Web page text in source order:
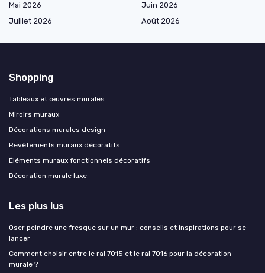
Mai 2026
Juin 2026
Juillet 2026
Août 2026
Shopping
Tableaux et œuvres murales
Miroirs muraux
Décorations murales design
Revêtements muraux décoratifs
Éléments muraux fonctionnels décoratifs
Décoration murale luxe
Les plus lus
Oser peindre une fresque sur un mur : conseils et inspirations pour se
lancer
Comment choisir entre le ral 7015 et le ral 7016 pour la décoration
murale ?